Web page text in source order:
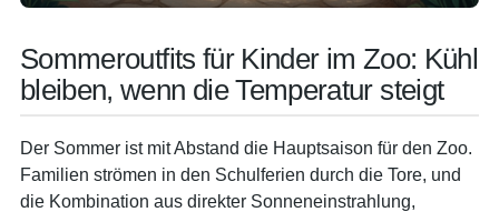
Sommeroutfits für Kinder im Zoo: Kühl
bleiben, wenn die Temperatur steigt
Der Sommer ist mit Abstand die Hauptsaison für den Zoo.
Familien strömen in den Schulferien durch die Tore, und
die Kombination aus direkter Sonneneinstrahlung,